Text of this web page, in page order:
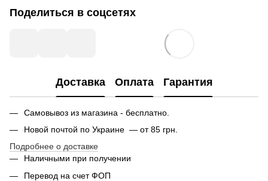
Поделиться в соцсетях
Доставка Оплата Гарантия
Самовывоз из магазина - бесплатно.
Новой почтой по Украине — от 85 грн.
Подробнее о доставке
Наличными при получении
Перевод на счет ФОП